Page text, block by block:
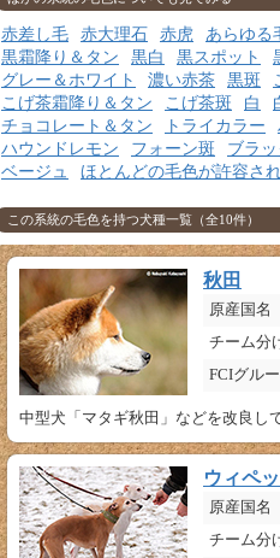
赤差し毛 赤大理石 赤虎
あらゆる
黒霜降り＆タン
黒白 黒スポット
グレー＆ホワイト
濃い赤茶 黒斑
こげ茶霜降り＆タン
こげ茶斑 白
チョコレート＆タン
トライカラー
ハウンドレモン
フォーン斑
ブラ
ベージュ
ほとんどの毛色が許容さ
この系統の毛色を持つ犬種一覧（全10件）
秋田
原産国名
チーム分
FCIグル
中型犬「マタギ秋田」などを改良し
ウィペ
原産国名
チーム分